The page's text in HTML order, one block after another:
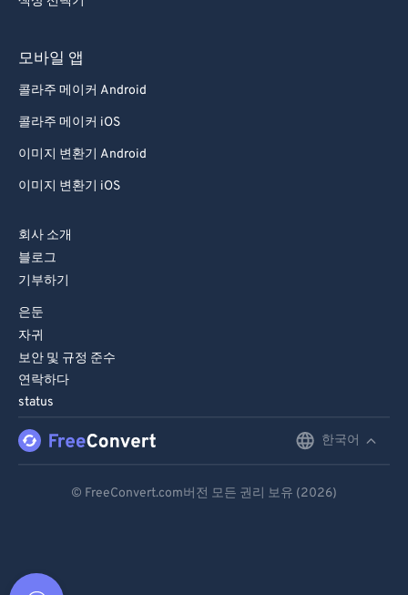
모바일 앱
콜라주 메이커 Android
콜라주 메이커 iOS
이미지 변환기 Android
이미지 변환기 iOS
회사 소개
블로그
기부하기
은둔
자귀
보안 및 규정 준수
연락하다
status
한국어
© FreeConvert.com버전 모든 권리 보유 (2026)